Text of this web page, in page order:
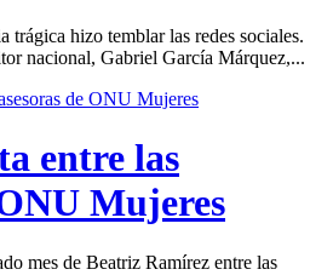
trágica hizo temblar las redes sociales.
nacional, Gabriel García Márquez,...
entre las
Mujeres
mes de Beatriz Ramírez entre las